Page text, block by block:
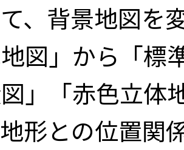
、背景地図を
地図」から「
」「赤色立体
形との位置関